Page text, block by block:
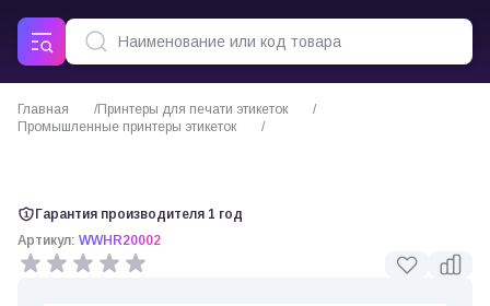
Главная
Принтеры для печати этикеток
Промышленные принтеры этикеток
Гарантия производителя 1 год
Артикул: WWHR20002